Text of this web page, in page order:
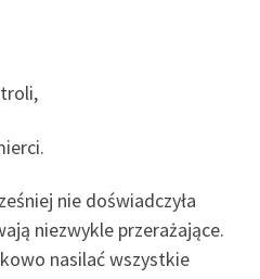
nie doświadczyła
niezwykle przerażające.
nasilać wszystkie